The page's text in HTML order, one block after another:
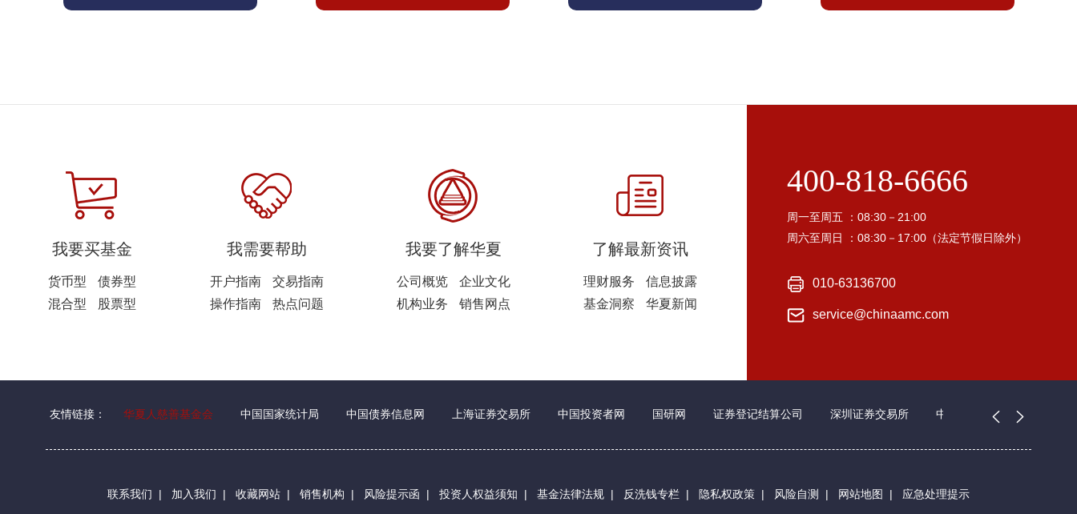
我要买基金
货币型
债券型
混合型
股票型
我需要帮助
开户指南
交易指南
操作指南
热点问题
我要了解华夏
公司概览
企业文化
机构业务
销售网点
了解最新资讯
理财服务
信息披露
基金洞察
华夏新闻
400-818-6666
周一至周五 ：08:30－21:00
周六至周日 ：08:30－17:00（法定节假日除外）
010-63136700
service@chinaamc.com
友情链接： 华夏人慈善基金会 中国国家统计局 中国债券信息网 上海证券交易所 中国投资者网 国研网 证券登记结算公司 深圳证券交易所 中国证券业协会
联系我们 | 加入我们 | 收藏网站 | 销售机构 | 风险提示函 | 投资人权益须知 | 基金法律法规 | 反洗钱专栏 | 隐私权政策 | 风险自测 | 网站地图 | 应急处理提示